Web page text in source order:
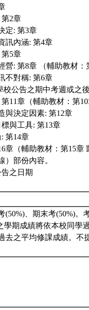
2章
定: 第3章
訊內涵: 第4章
5章
營: 第8章 （輔助教材：
不對稱: 第6章
校公告之期中考週或之
11章（輔助教材：第10
與決定因素: 第12章
與工具: 第13章
第14章
章（輔助教材：第15
）部份內容。
之日期
(50%)、期末考(50%)。
學期成績將依本校同學
去之平均修課成績。不